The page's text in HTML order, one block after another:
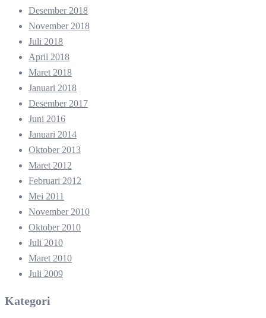
Desember 2018
November 2018
Juli 2018
April 2018
Maret 2018
Januari 2018
Desember 2017
Juni 2016
Januari 2014
Oktober 2013
Maret 2012
Februari 2012
Mei 2011
November 2010
Oktober 2010
Juli 2010
Maret 2010
Juli 2009
Kategori